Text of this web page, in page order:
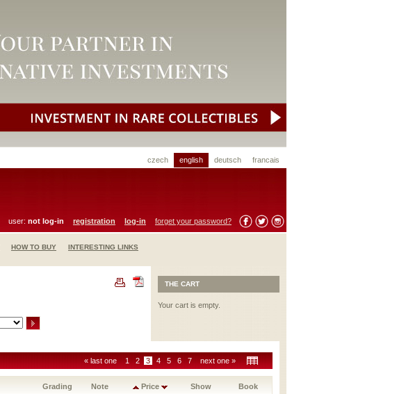
francais
deutsch
english
czech
user: not log-in registration log-in forget your password?
HOW TO BUY INTERESTING LINKS
THE CART
Your cart is empty.
« last one 1 2 3 4 5 6 7 next one »
Grading Note Price Show Book